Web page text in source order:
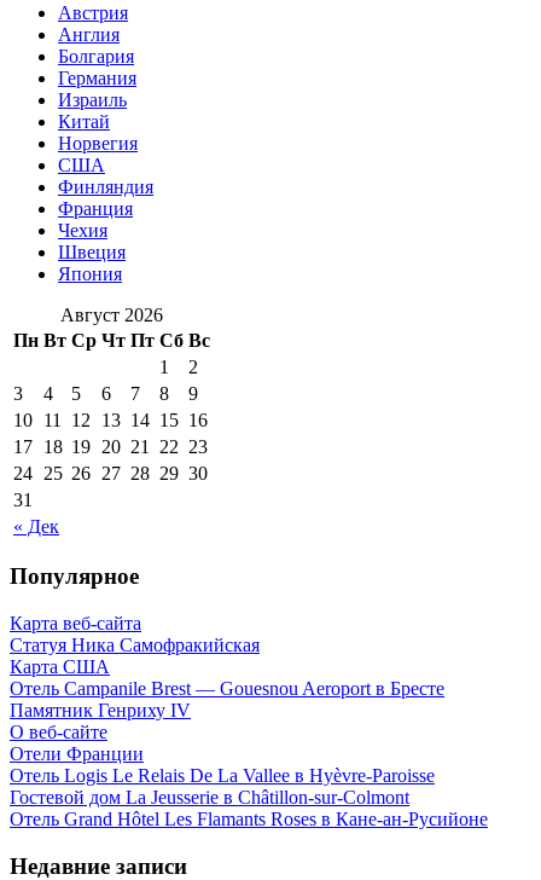
Австрия
Англия
Болгария
Германия
Израиль
Китай
Норвегия
США
Финляндия
Франция
Чехия
Швеция
Япония
Август 2026
Пн Вт Ср Чт Пт Сб Вс
« Дек
1
2
3
4 5 6 7 8
9
10 11 12 13 14 15 16
17 18 19 20 21 22 23
24 25 26 27 28 29 30
31
Популярное
Карта веб-сайта
Статуя Ника Самофракийская
Карта США
Отель Campanile Brest — Gouesnou Aeroport в Бресте
Памятник Генриху IV
О веб-сайте
Отели Франции
Отель Logis Le Relais De La Vallee в Hyèvre-Paroisse
Гостевой дом La Jeusserie в Châtillon-sur-Colmont
Отель Grand Hôtel Les Flamants Roses в Кане-ан-Русийоне
Недавние записи